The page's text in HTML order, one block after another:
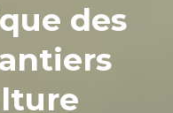
des